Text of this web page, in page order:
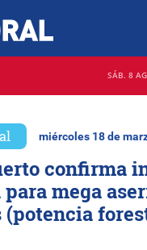
SÁB. 8
miércoles 18 de
confirma
mega
(potencia